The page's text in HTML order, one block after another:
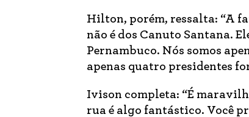
Hilton, porém, ressalta: “A
não é dos Canuto Santana.
Pernambuco. Nós somos
apenas quatro presidentes
Ivison completa: “É
rua é algo fantástico. Você